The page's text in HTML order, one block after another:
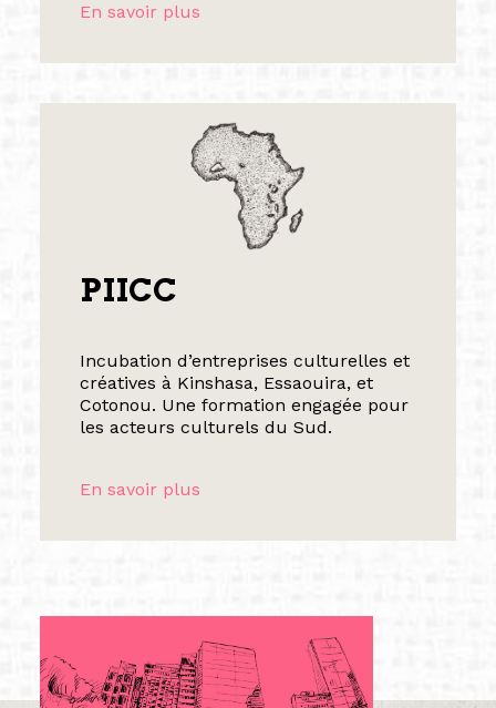
En savoir plus
PIICC
Incubation d’entreprises culturelles et
créatives à Kinshasa, Essaouira, et
Cotonou. Une formation engagée pour
les acteurs culturels du Sud.
En savoir plus